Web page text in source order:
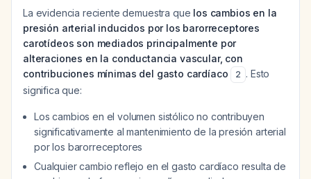
La evidencia reciente demuestra que los cambios en la
presión arterial inducidos por los barorreceptores
carotídeos son mediados principalmente por
alteraciones en la conductancia vascular, con
contribuciones mínimas del gasto cardíaco
2 . Esto
significa que:
Los cambios en el volumen sistólico no contribuyen
significativamente al mantenimiento de la presión arterial
por los barorreceptores
Cualquier cambio reflejo en el gasto cardíaco resulta de